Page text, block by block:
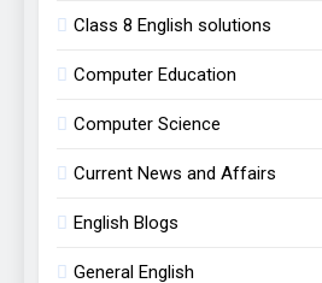
Class 8 English solutions
Computer Education
Computer Science
Current News and Affairs
English Blogs
General English